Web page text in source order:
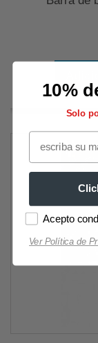
10%
Solo
Acepto
Ver Política de